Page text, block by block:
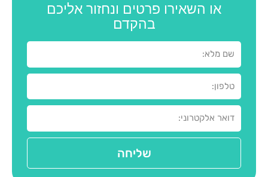
או השאירו פרטים ונחזור אליכם
בהקדם
שליחה